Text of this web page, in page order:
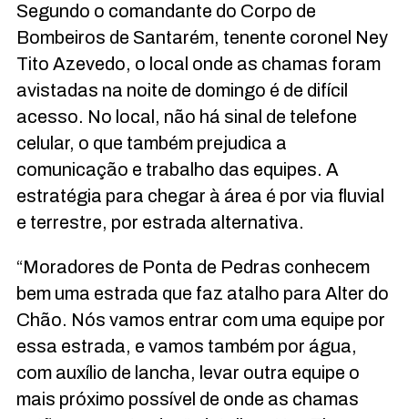
Segundo o comandante do Corpo de
Bombeiros de Santarém, tenente coronel Ney
Tito Azevedo, o local onde as chamas foram
avistadas na noite de domingo é de difícil
acesso. No local, não há sinal de telefone
celular, o que também prejudica a
comunicação e trabalho das equipes. A
estratégia para chegar à área é por via fluvial
e terrestre, por estrada alternativa.
“Moradores de Ponta de Pedras conhecem
bem uma estrada que faz atalho para Alter do
Chão. Nós vamos entrar com uma equipe por
essa estrada, e vamos também por água,
com auxílio de lancha, levar outra equipe o
mais próximo possível de onde as chamas